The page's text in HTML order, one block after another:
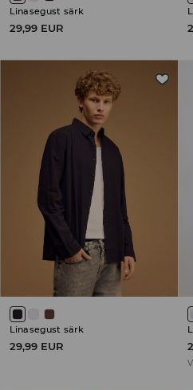
Linasegust särk
29,99 EUR
Linasegust särk
29,99 EUR